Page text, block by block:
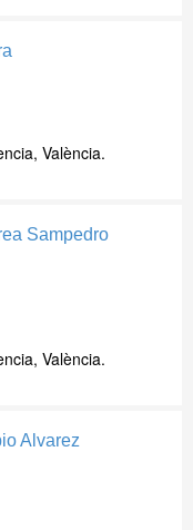
València.
Sampedro
València.
Alvarez